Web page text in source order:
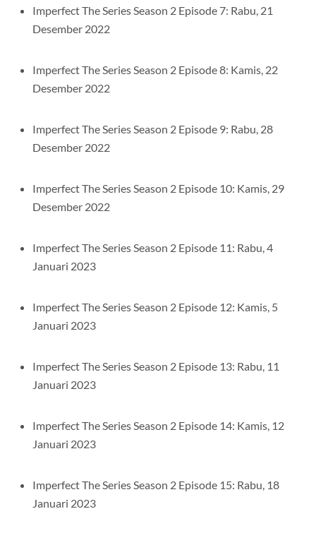
Imperfect The Series Season 2 Episode 7: Rabu, 21
Desember 2022
Imperfect The Series Season 2 Episode 8: Kamis, 22
Desember 2022
Imperfect The Series Season 2 Episode 9: Rabu, 28
Desember 2022
Imperfect The Series Season 2 Episode 10: Kamis, 29
Desember 2022
Imperfect The Series Season 2 Episode 11: Rabu, 4
Januari 2023
Imperfect The Series Season 2 Episode 12: Kamis, 5
Januari 2023
Imperfect The Series Season 2 Episode 13: Rabu, 11
Januari 2023
Imperfect The Series Season 2 Episode 14: Kamis, 12
Januari 2023
Imperfect The Series Season 2 Episode 15: Rabu, 18
Januari 2023